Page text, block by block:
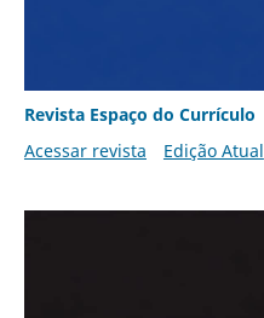
Revista Espaço do Currículo
Acessar revista
Edição Atual